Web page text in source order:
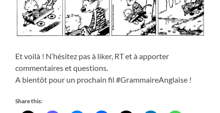
Et voilà ! N’hésitez pas à liker, RT et à apporter
commentaires et questions.
A bientôt pour un prochain fil #GrammaireAnglaise !
Share this: